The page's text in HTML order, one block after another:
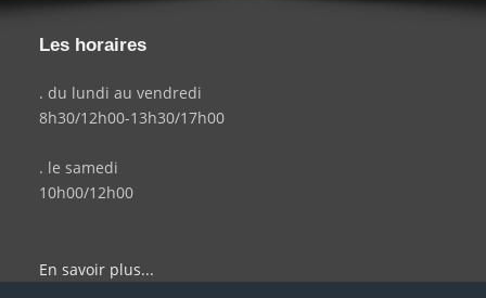
Les horaires
. du lundi au vendredi
8h30/12h00-13h30/17h00
. le samedi
10h00/12h00
En savoir plus...